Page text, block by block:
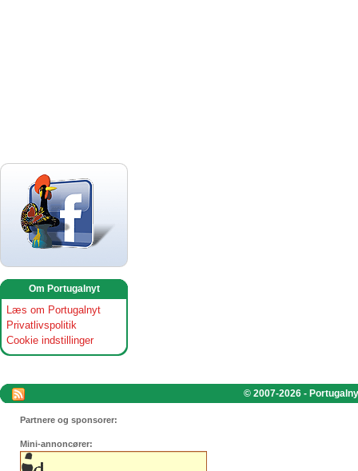
Om Portugalnyt
Læs om Portugalnyt
Privatlivspolitik
Cookie indstillinger
© 2007-2026 -
Partnere og sponsorer:
Mini-annoncører: